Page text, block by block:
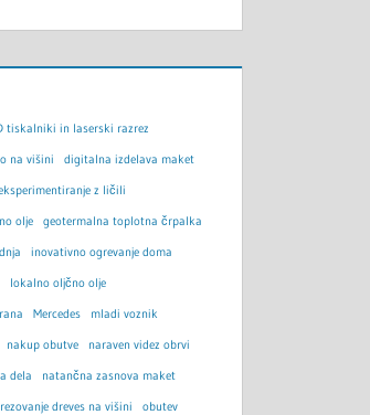
tiskalniki in laserski razrez
na višini digitalna izdelava maket
z ličili
olje geotermalna toplotna črpalka
inovativno ogrevanje doma
lokalno oljčno olje
Mercedes mladi voznik
nakup obutve naraven videz obrvi
dela natančna zasnova maket
dreves na višini obutev